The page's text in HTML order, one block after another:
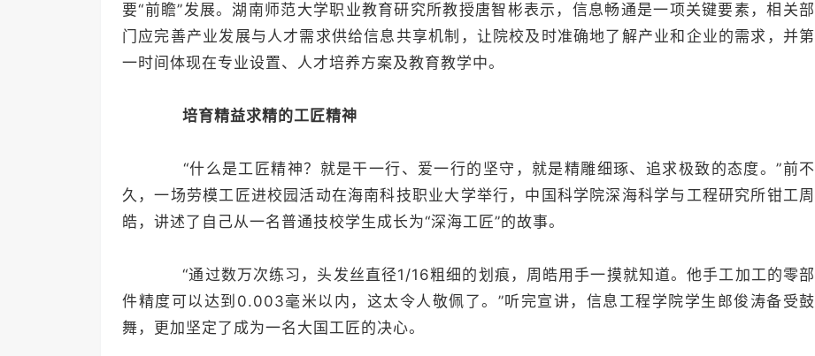
要“前瞻”发展。湖南师范大学职业教育研究所教授唐智彬表示，信息畅通是一项关键要素，相关部
门应完善产业发展与人才需求供给信息共享机制，让院校及时准确地了解产业和企业的需求，并第
一时间体现在专业设置、人才培养方案及教育教学中。
培育精益求精的工匠精神
“什么是工匠精神？就是干一行、爱一行的坚守，就是精雕细琢、追求极致的态度。”前不
久，一场劳模工匠进校园活动在海南科技职业大学举行，中国科学院深海科学与工程研究所钳工周
皓，讲述了自己从一名普通技校学生成长为“深海工匠”的故事。
“通过数万次练习，头发丝直径1/16粗细的划痕，周皓用手一摸就知道。他手工加工的零部
件精度可以达到0.003毫米以内，这太令人敬佩了。”听完宣讲，信息工程学院学生郎俊涛备受鼓
舞，更加坚定了成为一名大国工匠的决心。